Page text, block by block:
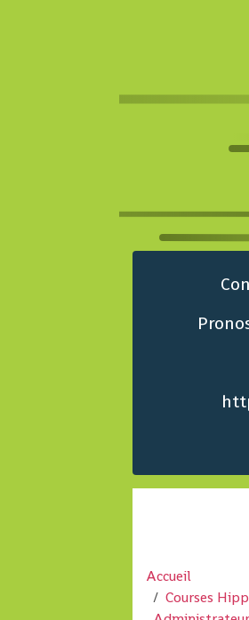
Accueil
Courses